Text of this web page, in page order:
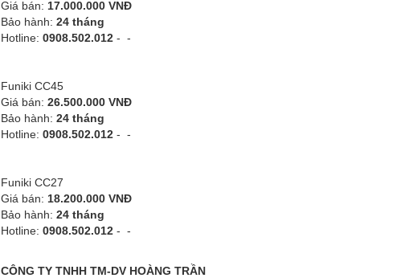
Giá bán: 17.000.000 VNĐ
Bảo hành: 24 tháng
Hotline: 0908.502.012 - -
Funiki CC45
Giá bán: 26.500.000 VNĐ
Bảo hành: 24 tháng
Hotline: 0908.502.012 - -
Funiki CC27
Giá bán: 18.200.000 VNĐ
Bảo hành: 24 tháng
Hotline: 0908.502.012 - -
CÔNG TY TNHH TM-DV HOÀNG TRẦN